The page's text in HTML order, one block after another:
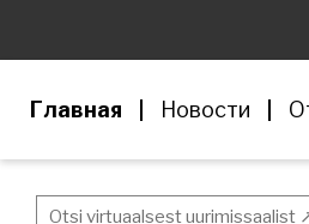
Главная Новости